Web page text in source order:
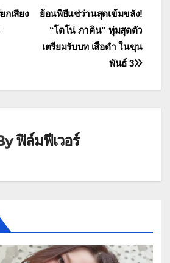
ย้อนพิธีแช่ว่านสุดเข้มขลัง!
“โตโน่ ภาคิน” ทุ่มสุดตัว
เตรียมรับบท เสือดำ ในขุน
พันธ์ 3
กเสียง
ฟิล์มฟีเวอร์